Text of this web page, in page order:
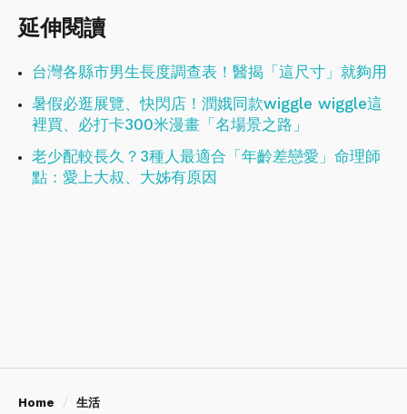
延伸閱讀
台灣各縣市男生長度調查表！醫揭「這尺寸」就夠用
暑假必逛展覽、快閃店！潤娥同款wiggle wiggle這
裡買、必打卡300米漫畫「名場景之路」
老少配較長久？3種人最適合「年齡差戀愛」命理師
點：愛上大叔、大姊有原因
Home 生活